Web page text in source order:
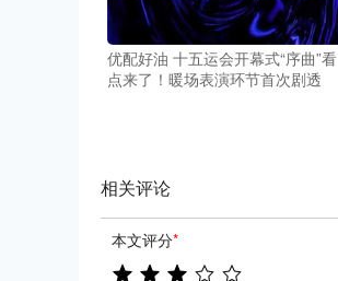
优配好油 十五运会开幕式“序曲”看
点来了！暖场表演环节首次剧透
相关评论
本文评分*